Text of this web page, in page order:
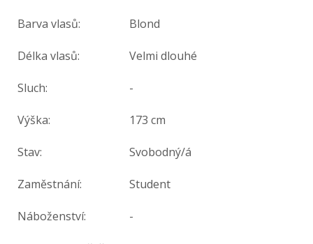
Barva vlasů: Blond
Délka vlasů: Velmi dlouhé
Sluch: -
Výška: 173 cm
Stav: Svobodný/á
Zaměstnání: Student
Náboženství: -